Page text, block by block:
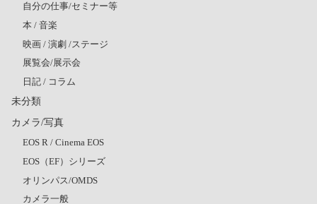
自分の仕事/セミナー等
本 / 音楽
映画 / 演劇 /ステージ
展覧会/展示会
日記 / コラム
未分類
カメラ/写真
EOS R / Cinema EOS
EOS（EF）シリーズ
オリンパス/OMDS
カメラ一般